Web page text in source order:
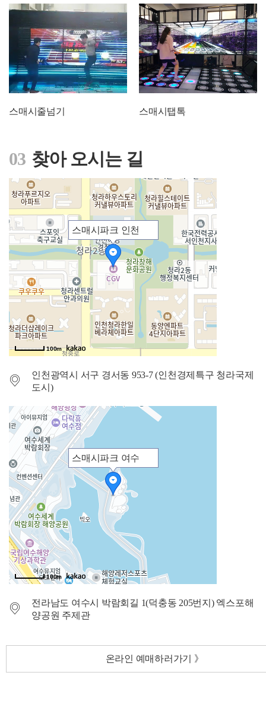
스매시줄넘기 스매시탭톡
03 찾아 오시는 길
스매시파크 인천
100m
인천광역시 서구 경서동 953-7 (인천경제특구 청라국제
도시)
스매시파크 여수
100m
전라남도 여수시 박람회길 1(덕충동 205번지) 엑스포해
양공원 주제관
온라인 예매하러가기 》